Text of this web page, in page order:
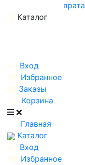
врата
Каталог
Вход
Избранное
Заказы
Корзина
Главная
Каталог
Вход
Избранное